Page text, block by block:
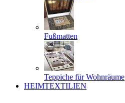
Fußmatten
Teppiche für Wohnräume
HEIMTEXTILIEN